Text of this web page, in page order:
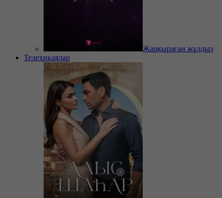
Жарқыраған жұлдыз
Телехикаялар